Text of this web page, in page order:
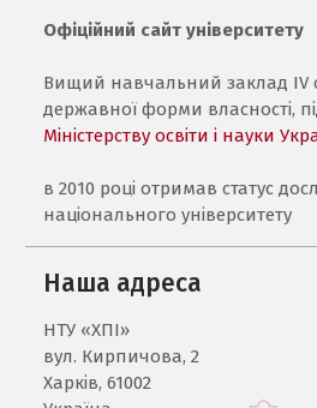
Офіційний сайт університету
Вищий навчальний заклад IV
державної форми власності,
Міністерству освіти і науки
в 2010 році отримав статус
національного університету
Наша адреса
НТУ «ХПI»
вул. Кирпичова, 2
Харків, 61002